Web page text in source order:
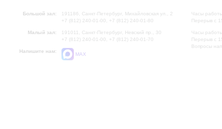
Большой зал:
191186, Санкт-Петербург, Михайловская ул., 2
+7 (812) 240-01-00, +7 (812) 240-01-80
Малый зал:
191011, Санкт-Петербург, Невский пр., 30
+7 (812) 240-01-00, +7 (812) 240-01-70
Напишите нам:
MAX
Часы
Перерыв с
Часы
Перерыв с
Вопросы